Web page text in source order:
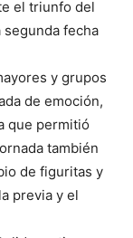
el triunfo del
fecha
y grupos
de emoción,
que permitió
también
de figuritas y
previa y el